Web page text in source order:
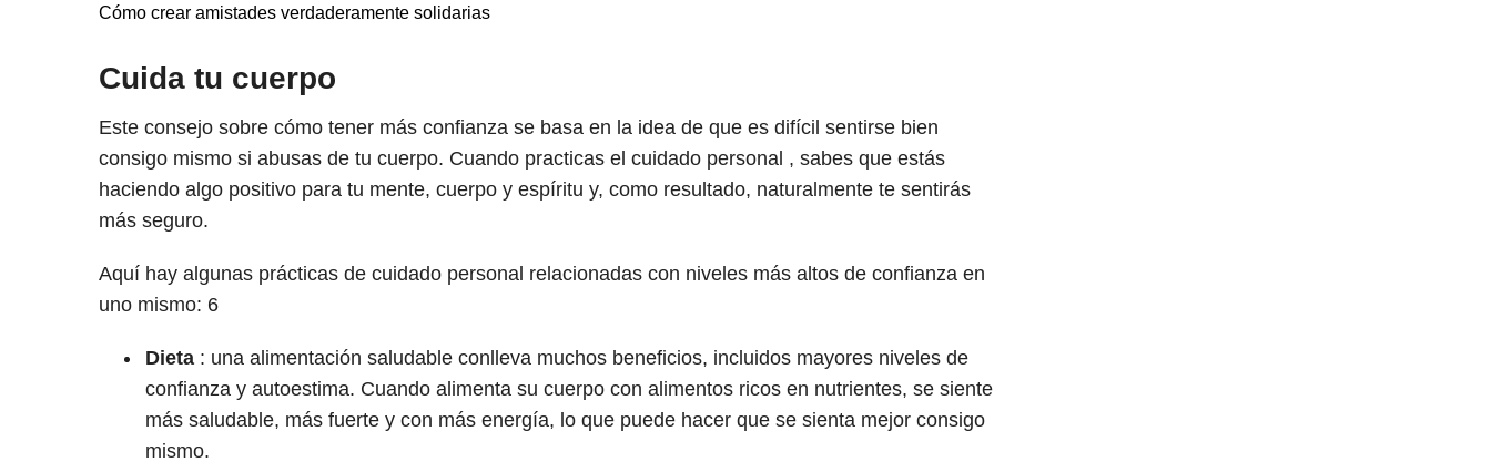
Cómo crear amistades verdaderamente solidarias
Cuida tu cuerpo
Este consejo sobre cómo tener más confianza se basa en la idea de que es difícil sentirse bien
consigo mismo si abusas de tu cuerpo. Cuando practicas el cuidado personal , sabes que estás
haciendo algo positivo para tu mente, cuerpo y espíritu y, como resultado, naturalmente te sentirás
más seguro.
Aquí hay algunas prácticas de cuidado personal relacionadas con niveles más altos de confianza en
uno mismo: 6
Dieta: una alimentación saludable conlleva muchos beneficios, incluidos mayores niveles de
confianza y autoestima. Cuando alimenta su cuerpo con alimentos ricos en nutrientes, se siente
más saludable, más fuerte y con más energía, lo que puede hacer que se sienta mejor consigo
mismo.